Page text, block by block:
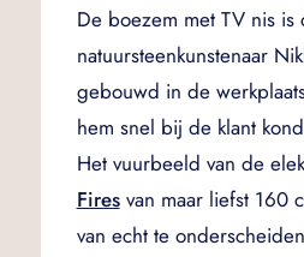
De boezem met TV nis is
natuursteenkunstenaar
gebouwd in de
hem snel bij de klant
Het vuurbeeld van de
Firesvan maar liefst 160
van echt te